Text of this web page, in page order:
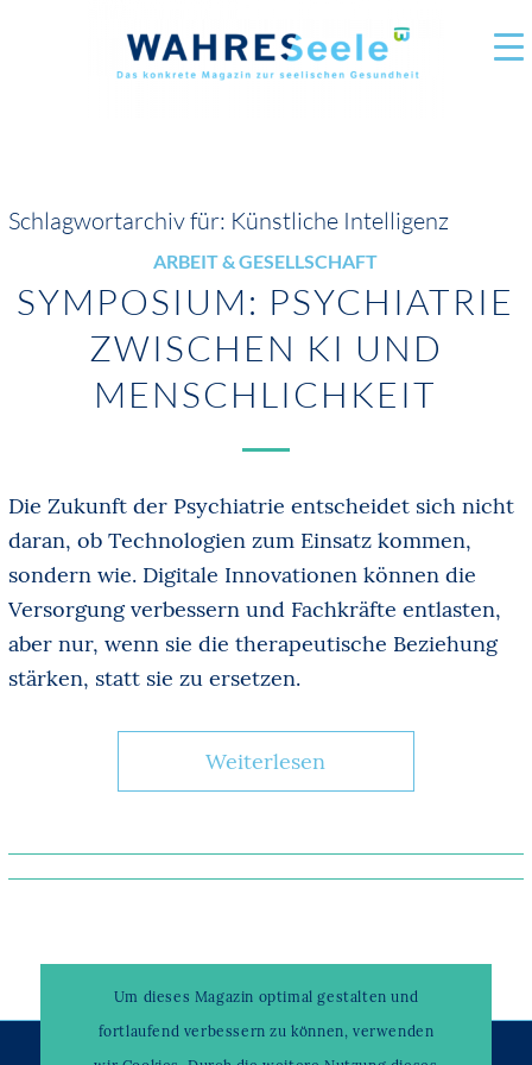
Schlagwortarchiv für: Künstliche Intelligenz
ARBEIT & GESELLSCHAFT
SYMPOSIUM: PSYCHIATRIE
ZWISCHEN KI UND
MENSCHLICHKEIT
Die Zukunft der Psychiatrie entscheidet sich nicht
daran, ob Technologien zum Einsatz kommen,
sondern wie. Digitale Innovationen können die
Versorgung verbessern und Fachkräfte entlasten,
aber nur, wenn sie die therapeutische Beziehung
stärken, statt sie zu ersetzen.
Weiterlesen
Um dieses Magazin optimal gestalten und
fortlaufend verbessern zu können, verwenden